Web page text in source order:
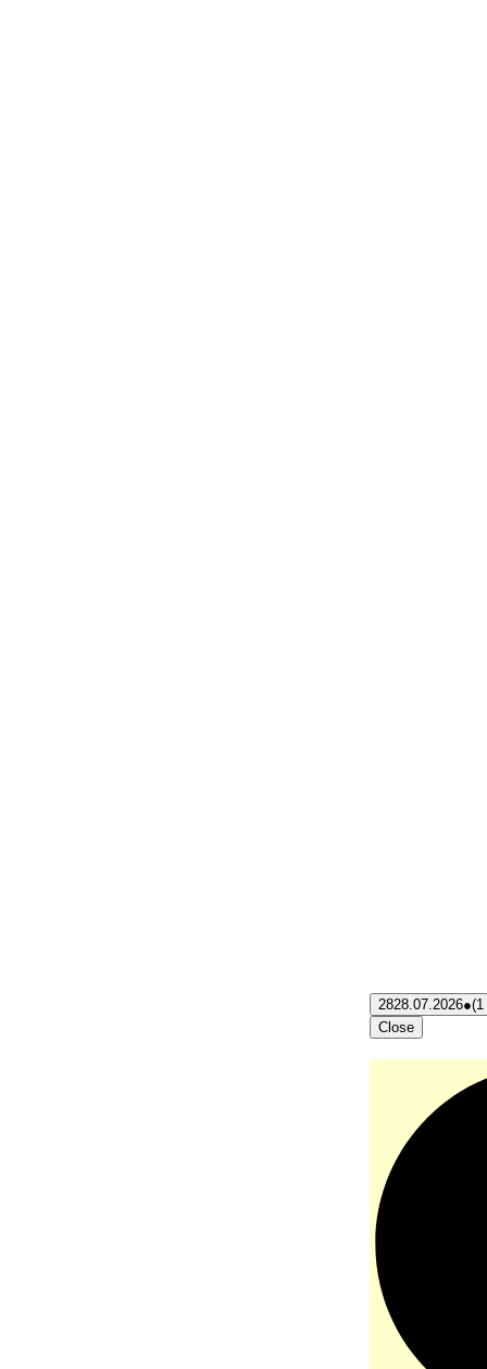
2828.07.2026●(1
Close